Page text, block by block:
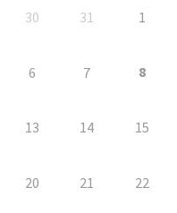
30 31 1
6 7 8
13 14 15
20 21 22